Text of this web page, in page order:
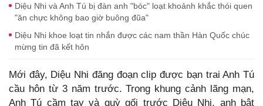
Diệu Nhi và Anh Tú bị đàn anh "bóc" loạt khoảnh khắc thói quen
"ăn chực không bao giờ buông đũa"
Diệu Nhi khoe loạt tin nhắn được các nam thần Hàn Quốc chúc
mừng tin đã kết hôn
Mới đây, Diệu Nhi đăng đoạn clip được bạn trai Anh Tú
cầu hôn từ 3 năm trước. Trong khung cảnh lãng mạn,
Anh Tú cầm tay và quỳ gối trước Diệu Nhi, anh bật